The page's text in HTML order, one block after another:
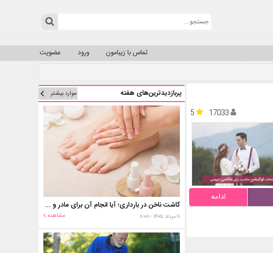
عضویت ورود تماس با زیبامون
5
17033
ادامه
پربازدیدترین‌های هفته موارد بیشتر
کاشت ناخن در بارداری؛ آیا انجام آن برای مادر و جنین خطر دارد؟
۱۱ مرداد ۱۴۰۵ - ۱۱:۰۸ مشاهده